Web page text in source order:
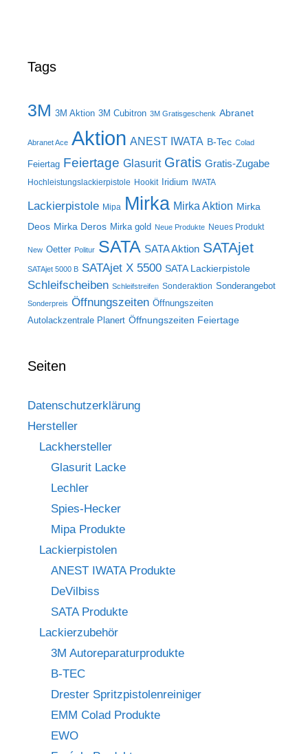
Tags
3M 3M Aktion 3M Cubitron 3M Gratisgeschenk Abranet
Abranet Ace Aktion ANEST IWATA B-Tec Colad
Feiertag Feiertage Glasurit Gratis Gratis-Zugabe
Hochleistungslackierpistole Hookit Iridium IWATA
Lackierpistole Mipa Mirka Mirka Aktion Mirka
Deos Mirka Deros Mirka gold Neue Produkte Neues Produkt
New Oetter Politur SATA SATA Aktion SATAjet
SATAjet 5000 B SATAjet X 5500 SATA Lackierpistole
Schleifscheiben Schleifstreifen Sonderaktion Sonderangebot
Sonderpreis Öffnungszeiten Öffnungszeiten
Autolackzentrale Planert Öffnungszeiten Feiertage
Seiten
Datenschutzerklärung
Hersteller
Lackhersteller
Glasurit Lacke
Lechler
Spies-Hecker
Mipa Produkte
Lackierpistolen
ANEST IWATA Produkte
DeVilbiss
SATA Produkte
Lackierzubehör
3M Autoreparaturprodukte
B-TEC
Drester Spritzpistolenreiniger
EMM Colad Produkte
EWO